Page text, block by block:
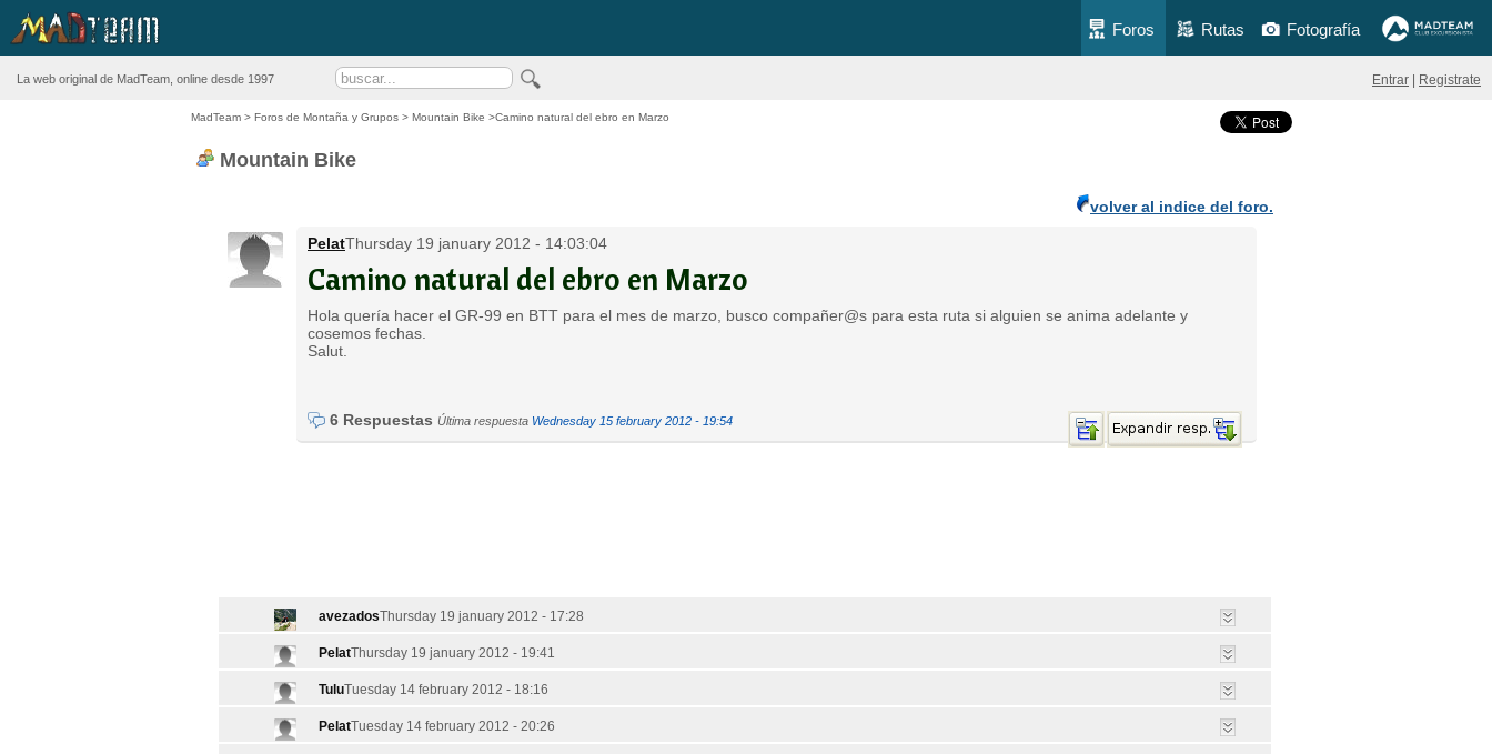
Foros Rutas Fotografía
La web original de MadTeam, online desde 1997 Entrar Registrate
MadTeam > Foros de Montaña y Grupos > Mountain Bike >Camino natural del ebro en Marzo
Mountain Bike
volver al indice del foro.
PelatThursday 19 january 2012 - 14:03:04
Camino natural del ebro en Marzo
Hola quería hacer el GR-99 en BTT para el mes de marzo, busco compañer@s para esta ruta si alguien se anima adelante y
cosemos fechas.
Salut.
6 Respuestas Última respuesta Wednesday 15 february 2012 - 19:54
avezadosThursday 19 january 2012 - 17:28
PelatThursday 19 january 2012 - 19:41
TuluTuesday 14 february 2012 - 18:16
PelatTuesday 14 february 2012 - 20:26